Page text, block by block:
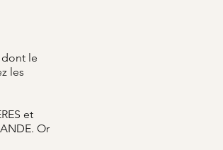
dont le
les
et
Or